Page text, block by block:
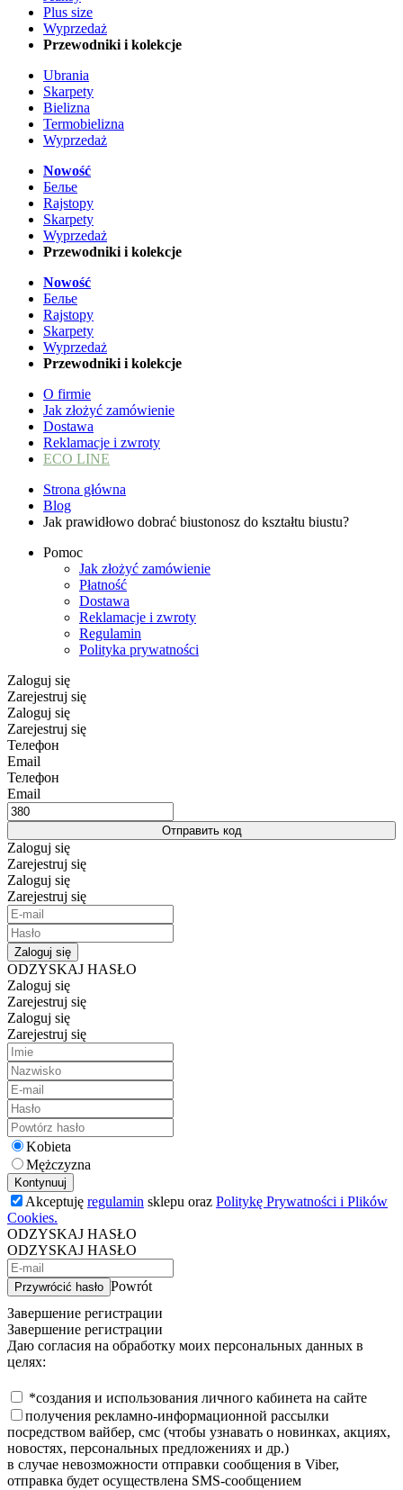
Plus size
Wyprzedaż
Przewodniki i kolekcje
Ubrania
Skarpety
Bielizna
Termobielizna
Wyprzedaż
Nowość
Белье
Rajstopy
Skarpety
Wyprzedaż
Przewodniki i kolekcje
Nowość
Белье
Rajstopy
Skarpety
Wyprzedaż
Przewodniki i kolekcje
O firmie
Jak złożyć zamówienie
Dostawa
Reklamacje i zwroty
ECO LINE
Strona główna
Blog
Jak prawidłowo dobrać biustonosz do kształtu biustu?
Pomoc
Jak złożyć zamówienie
Płatność
Dostawa
Reklamacje i zwroty
Regulamin
Polityka prywatności
Zaloguj się
Zarejestruj się
Zaloguj się
Zarejestruj się
Телефон
Email
Телефон
Email
Отправить код
Zaloguj się
Zarejestruj się
Zaloguj się
Zarejestruj się
Zaloguj się
ODZYSKAJ HASŁO
Zaloguj się
Zarejestruj się
Zaloguj się
Zarejestruj się
Kobieta
Mężczyzna
Kontynuuj
Akceptuję regulamin sklepu oraz Politykę Prywatności i Plików
Cookies.
ODZYSKAJ HASŁO
ODZYSKAJ HASŁO
Przywrócić hasło Powrót
Завершение регистрации
Завершение регистрации
Даю согласия на обработку моих персональных данных в
целях:
*создания и использования личного кабинета на сайте
получения рекламно-информационной рассылки
посредством вайбер, смс (чтобы узнавать о новинках, акциях,
новостях, персональных предложениях и др.)
в случае невозможности отправки сообщения в Viber,
отправка будет осуществлена SMS-сообщением